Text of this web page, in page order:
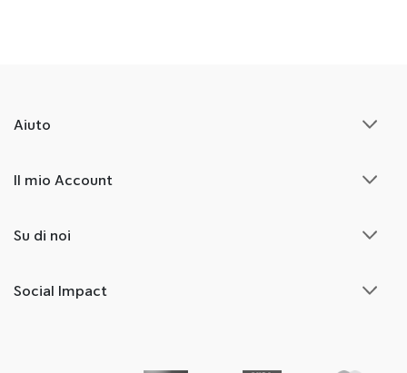
Aiuto
Il mio Account
Su di noi
Social Impact